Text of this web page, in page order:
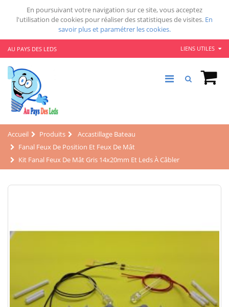
En poursuivant votre navigation sur ce site, vous acceptez
l'utilisation de cookies pour réaliser des statistiques de visites. En
savoir plus et paramétrer les cookies.
AU PAYS DES LEDS LIENS UTILES
Accueil Produits
Accastillage Bateau
Fanal Feux De Position Et Feux De Mât
Kit Fanal Feux De Mât Gris 14x20mm Et Leds À Câbler